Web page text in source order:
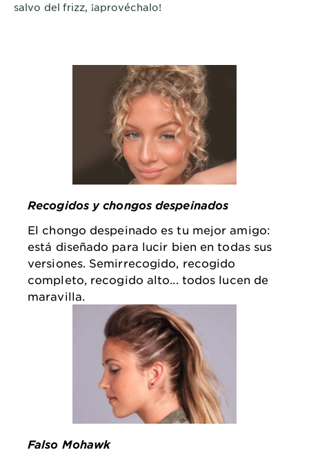
salvo del frizz, ¡aprovéchalo!
Recogidos y chongos despeinados
El chongo despeinado es tu mejor amigo:
está diseñado para lucir bien en todas sus
versiones. Semirrecogido, recogido
completo, recogido alto... todos lucen de
maravilla.
Falso Mohawk